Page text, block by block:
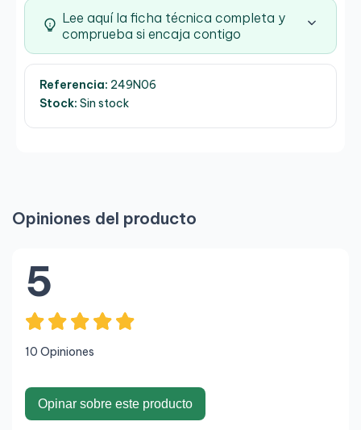
Lee aquí la ficha técnica completa y
comprueba si encaja contigo
Referencia: 249N06
Stock: Sin stock
Opiniones del producto
5
10 Opiniones
Opinar sobre este producto